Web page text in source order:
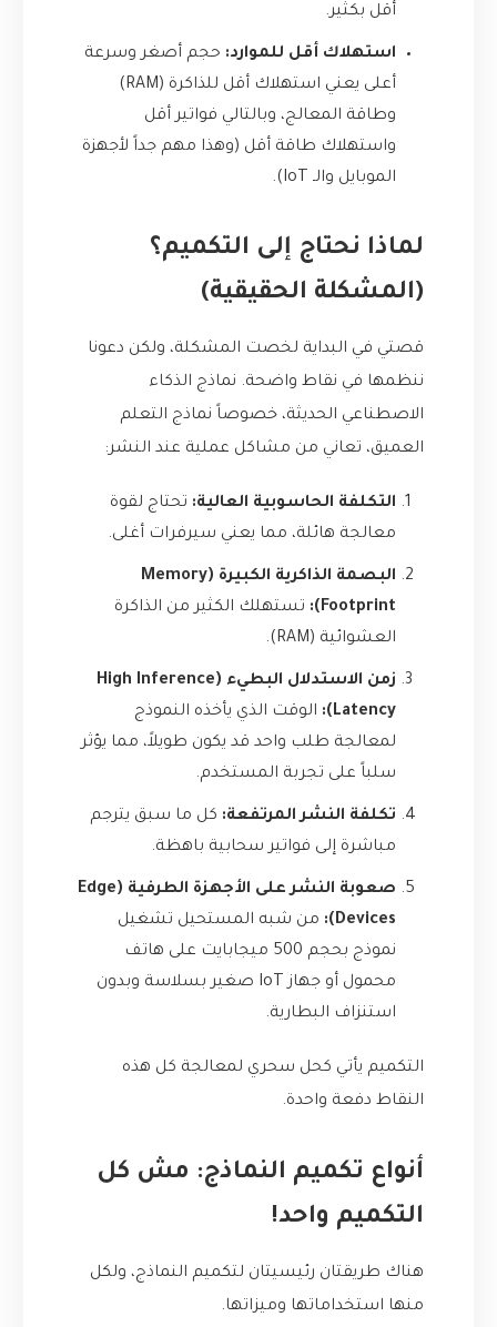
أقل بكثير.
استهلاك أقل للموارد: حجم أصغر وسرعة
أعلى يعني استهلاك أقل للذاكرة (RAM)
وطاقة المعالج، وبالتالي فواتير أقل
واستهلاك طاقة أقل (وهذا مهم جداً لأجهزة
الموبايل والـ IoT).
لماذا نحتاج إلى التكميم؟
(المشكلة الحقيقية)
قصتي في البداية لخصت المشكلة، ولكن دعونا
ننظمها في نقاط واضحة. نماذج الذكاء
الاصطناعي الحديثة، خصوصاً نماذج التعلم
العميق، تعاني من مشاكل عملية عند النشر:
التكلفة الحاسوبية العالية: تحتاج لقوة
معالجة هائلة، مما يعني سيرفرات أغلى.
البصمة الذاكرية الكبيرة (Memory
Footprint):
تستهلك الكثير من الذاكرة
العشوائية (RAM).
زمن الاستدلال البطيء (High Inference
Latency):
الوقت الذي يأخذه النموذج
لمعالجة طلب واحد قد يكون طويلاً، مما يؤثر
سلباً على تجربة المستخدم.
تكلفة النشر المرتفعة: كل ما سبق يترجم
مباشرة إلى فواتير سحابية باهظة.
صعوبة النشر على الأجهزة الطرفية (Edge
Devices):
من شبه المستحيل تشغيل
نموذج بحجم 500 ميجابايت على هاتف
محمول أو جهاز IoT صغير بسلاسة وبدون
استنزاف البطارية.
التكميم يأتي كحل سحري لمعالجة كل هذه
النقاط دفعة واحدة.
أنواع تكميم النماذج: مش كل
التكميم واحد!
هناك طريقتان رئيسيتان لتكميم النماذج، ولكل
منها استخداماتها وميزاتها.